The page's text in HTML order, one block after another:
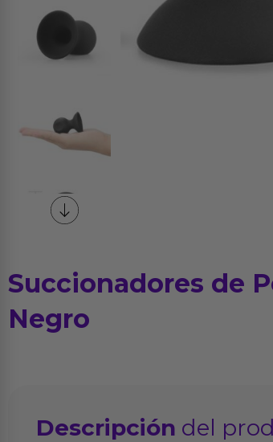
Succionadores de
Negro
Descripción del